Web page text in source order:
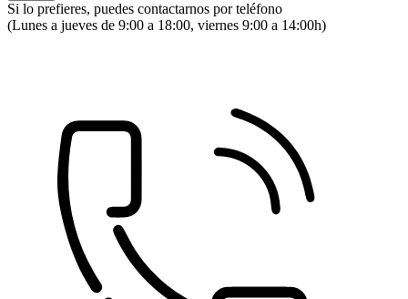
Si lo prefieres, puedes contactarnos por teléfono
(Lunes a jueves de 9:00 a 18:00, viernes 9:00 a 14:00h)